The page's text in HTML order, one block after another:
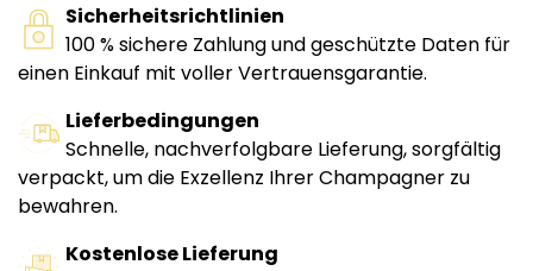
Sicherheitsrichtlinien
100 % sichere Zahlung und geschützte Daten für
einen Einkauf mit voller Vertrauensgarantie.
Lieferbedingungen
Schnelle, nachverfolgbare Lieferung, sorgfältig
verpackt, um die Exzellenz Ihrer Champagner zu
bewahren.
Kostenlose Lieferung